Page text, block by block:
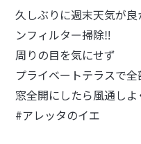
久しぶりに週末天気が
ンフィルター掃除‼️
周りの目を気にせず
プライベートテラスで
窓全開にしたら風通し
#アレッタのイエ